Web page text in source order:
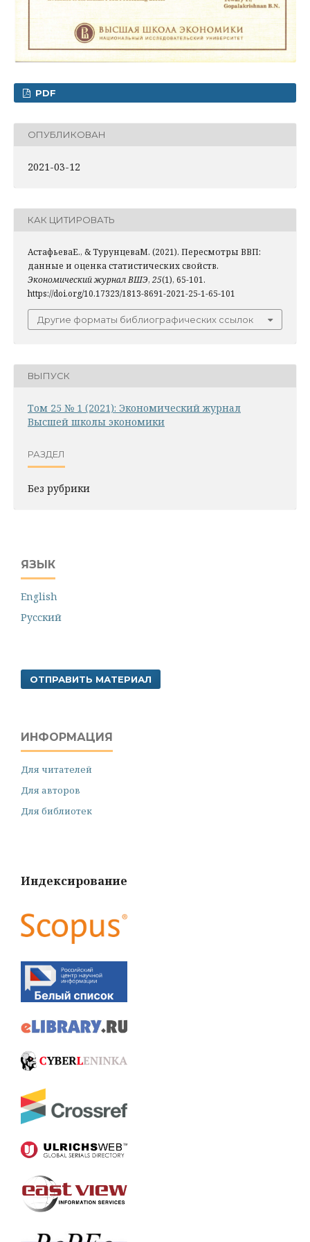
PDF
ОПУБЛИКОВАН
2021-03-12
КАК ЦИТИРОВАТЬ
АстафьеваЕ., & ТурунцеваМ. (2021). Пересмотры ВВП:
данные и оценка статистических свойств.
Экономический журнал ВШЭ, 25(1), 65-101.
https://doi.org/10.17323/1813-8691-2021-25-1-65-101
Другие форматы библиографических ссылок
ВЫПУСК
Том 25 № 1 (2021): Экономический журнал
Высшей школы экономики
РАЗДЕЛ
Без рубрики
ЯЗЫК
English
Русский
ОТПРАВИТЬ МАТЕРИАЛ
ИНФОРМАЦИЯ
Для читателей
Для авторов
Для библиотек
Индексирование